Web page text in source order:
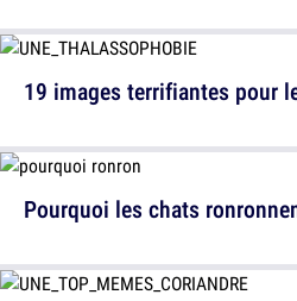
19 images terrifiantes pour
Pourquoi les chats